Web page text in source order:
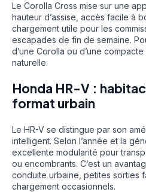
Le Corolla Cross mise sur une
hauteur d’assise, accès facile à
chargement utile pour les
escapades de fin de semaine.
d’une Corolla ou d’une
naturelle.
Honda HR-V :
format urbain
Le HR-V se distingue par son
intelligent. Selon l’année et la
excellente modularité pour
ou encombrants. C’est un
conduite urbaine, petites sorties
chargement occasionnels.